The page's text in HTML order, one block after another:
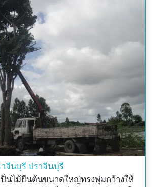
าจีนบุรี ปราจีนบุรี
ป็นไม้ยืนต้นขนาดใหญ่ทรงพุ่มกว้างให้